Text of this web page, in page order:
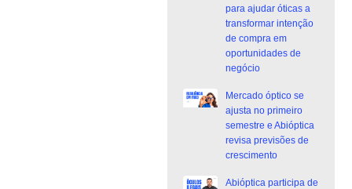
para ajudar óticas a
transformar intenção
de compra em
oportunidades de
negócio
Mercado óptico se
ajusta no primeiro
semestre e Abióptica
revisa previsões de
crescimento
Abióptica participa de